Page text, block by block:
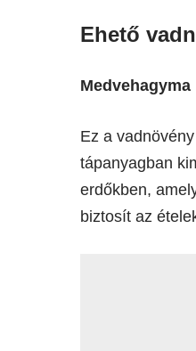
Ehető
Medvehagyma
Ez a
tápanyagban
erdőkben,
biztosít az